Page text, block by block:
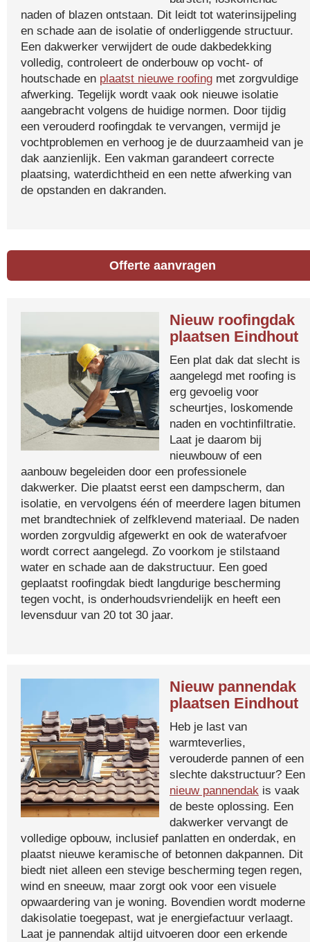
naden of blazen ontstaan. Dit leidt tot waterinsijpeling
en schade aan de isolatie of onderliggende structuur.
Een dakwerker verwijdert de oude dakbedekking
volledig, controleert de onderbouw op vocht- of
houtschade en plaatst nieuwe roofing met zorgvuldige
afwerking. Tegelijk wordt vaak ook nieuwe isolatie
aangebracht volgens de huidige normen. Door tijdig
een verouderd roofingdak te vervangen, vermijd je
vochtproblemen en verhoog je de duurzaamheid van je
dak aanzienlijk. Een vakman garandeert correcte
plaatsing, waterdichtheid en een nette afwerking van
de opstanden en dakranden.
Offerte aanvragen
Nieuw roofingdak
plaatsen Eindhout
Een plat dak dat slecht is
aangelegd met roofing is
erg gevoelig voor
scheurtjes, loskomende
naden en vochtinfiltratie.
Laat je daarom bij
nieuwbouw of een
aanbouw begeleiden door een professionele
dakwerker. Die plaatst eerst een dampscherm, dan
isolatie, en vervolgens één of meerdere lagen bitumen
met brandtechniek of zelfklevend materiaal. De naden
worden zorgvuldig afgewerkt en ook de waterafvoer
wordt correct aangelegd. Zo voorkom je stilstaand
water en schade aan de dakstructuur. Een goed
geplaatst roofingdak biedt langdurige bescherming
tegen vocht, is onderhoudsvriendelijk en heeft een
levensduur van 20 tot 30 jaar.
Nieuw pannendak
plaatsen Eindhout
Heb je last van
warmteverlies,
verouderde pannen of een
slechte dakstructuur? Een
nieuw pannendak is vaak
de beste oplossing. Een
dakwerker vervangt de
volledige opbouw, inclusief panlatten en onderdak, en
plaatst nieuwe keramische of betonnen dakpannen. Dit
biedt niet alleen een stevige bescherming tegen regen,
wind en sneeuw, maar zorgt ook voor een visuele
opwaardering van je woning. Bovendien wordt moderne
dakisolatie toegepast, wat je energiefactuur verlaagt.
Laat je pannendak altijd uitvoeren door een erkende